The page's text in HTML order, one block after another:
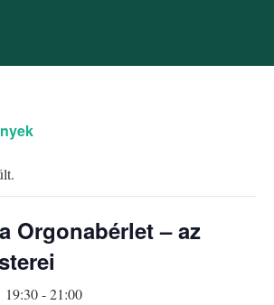
Orgonabérlet – az
19:30-21:00